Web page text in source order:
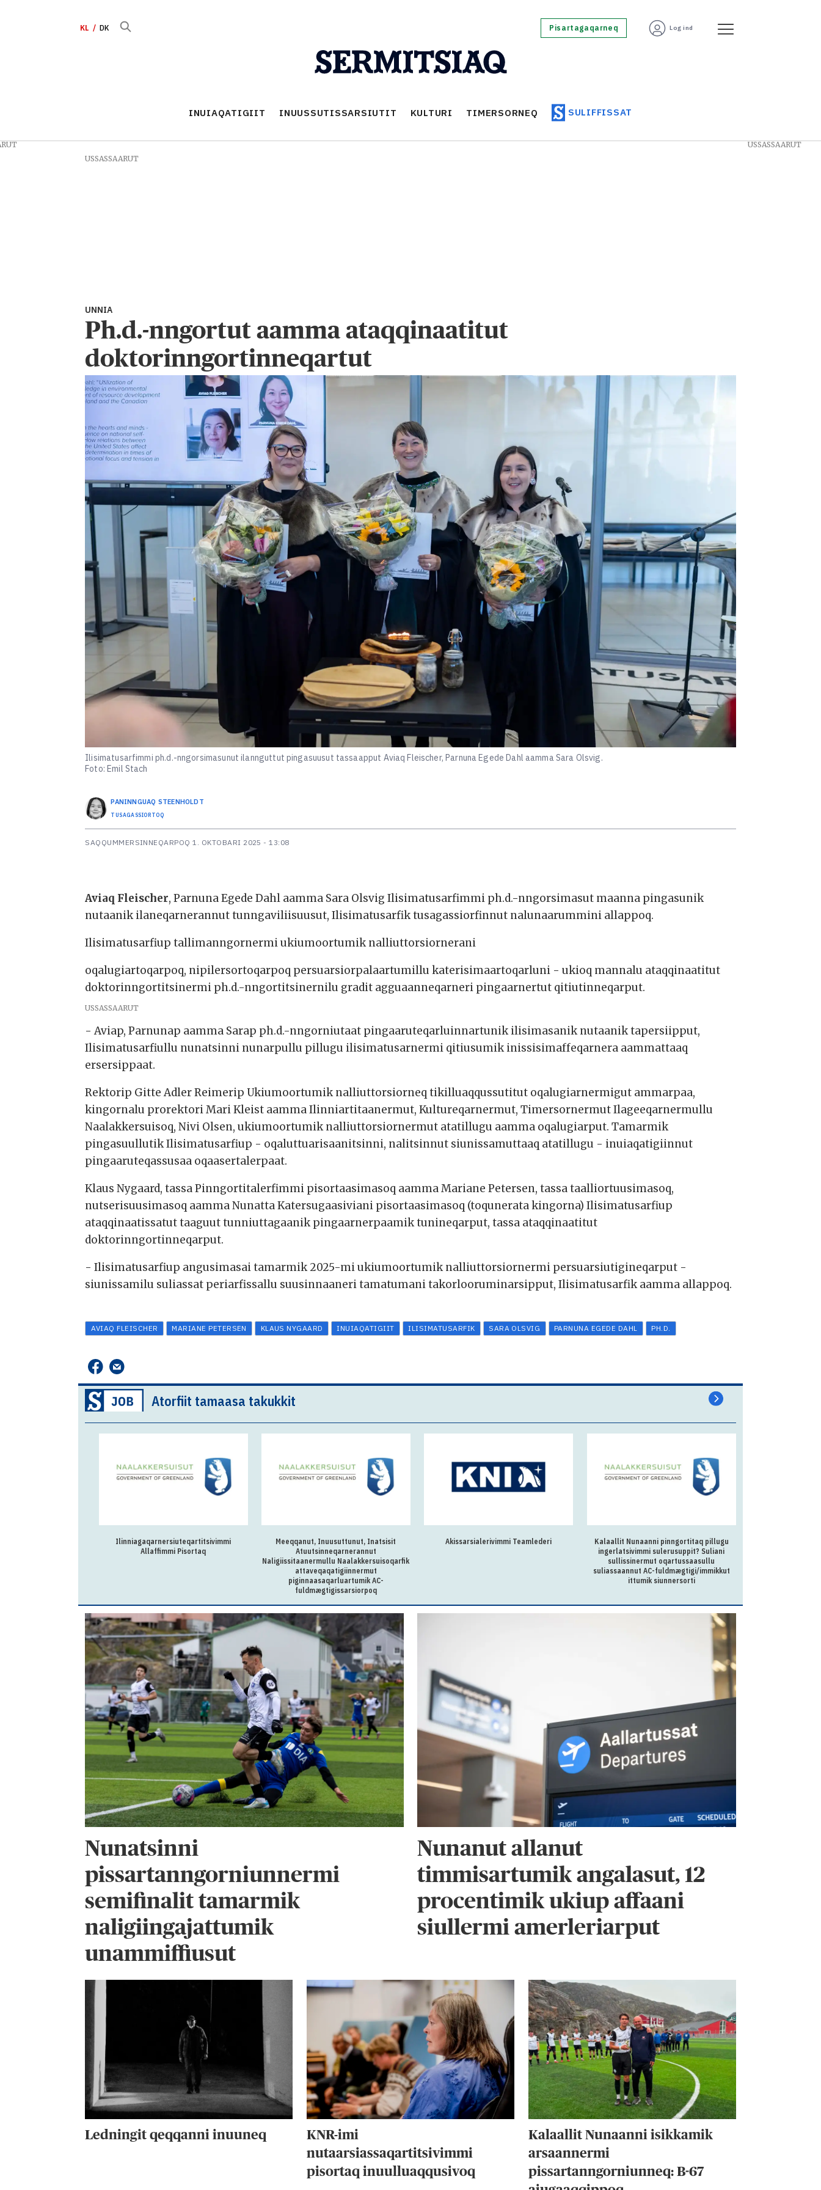
KL DK Pisartagaqarneq Log ind
INUIAQATIGIIT INUUSSUTISSARSIUTIT KULTURI TIMERSORNEQ SULIFFISSAT
USSASSAARUT
UNNIA
Ph.d.-nngortut aamma ataqqinaatitut
doktorinngortinneqartut
Ilisimatusarfimmi ph.d.-nngorsimasunut ilannguttut pingasuusut tassaapput Aviaq Fleischer, Parnuna Egede Dahl aamma Sara Olsvig.
Foto: Emil Stach
PANINNGUAQ STEENHOLDT
TUSAGASSIORTOQ
SAQQUMMERSINNEQARPOQ 1. OKTOBARI 2025 - 13:08
Aviaq Fleischer, Parnuna Egede Dahl aamma Sara Olsvig Ilisimatusarfimmi ph.d.-nngorsimasut maanna pingasunik
nutaanik ilaneqarnerannut tunngaviliisuusut, Ilisimatusarfik tusagassiorfinnut nalunaarummini allappoq.
Ilisimatusarfiup tallimanngornermi ukiumoortumik nalliuttorsiornerani
oqalugiartoqarpoq, nipilersortoqarpoq persuarsiorpalaartumillu katerisimaartoqarluni - ukioq mannalu ataqqinaatitut
doktorinngortitsinermi ph.d.-nngortitsinernilu gradit agguaanneqarneri pingaarnertut qitiutinneqarput.
USSASSAARUT
- Aviap, Parnunap aamma Sarap ph.d.-nngorniutaat pingaaruteqarluinnartunik ilisimasanik nutaanik tapersiipput,
Ilisimatusarfiullu nunatsinni nunarpullu pillugu ilisimatusarnermi qitiusumik inissisimaffeqarnera aammattaaq
ersersippaat.
Rektorip Gitte Adler Reimerip Ukiumoortumik nalliuttorsiorneq tikilluaqqussutitut oqalugiarnermigut ammarpaa,
kingornalu prorektori Mari Kleist aamma Ilinniartitaanermut, Kultureqarnermut, Timersornermut Ilageeqarnermullu
Naalakkersuisoq, Nivi Olsen, ukiumoortumik nalliuttorsiornermut atatillugu aamma oqalugiarput. Tamarmik
pingasuullutik Ilisimatusarfiup - oqaluttuarisaanitsinni, nalitsinnut siunissamuttaaq atatillugu - inuiaqatigiinnut
pingaaruteqassusaa oqaasertalerpaat.
Klaus Nygaard, tassa Pinngortitalerfimmi pisortaasimasoq aamma Mariane Petersen, tassa taalliortuusimasoq,
nutserisuusimasoq aamma Nunatta Katersugaasiviani pisortaasimasoq (toqunerata kingorna) Ilisimatusarfiup
ataqqinaatissatut taaguut tunniuttagaanik pingaarnerpaamik tunineqarput, tassa ataqqinaatitut
doktorinngortinneqarput.
- Ilisimatusarfiup angusimasai tamarmik 2025-mi ukiumoortumik nalliuttorsiornermi persuarsiutigineqarput -
siunissamilu suliassat periarfissallu suusinnaaneri tamatumani takorlooruminarsipput, Ilisimatusarfik aamma allappoq.
AVIAQ FLEISCHER MARIANE PETERSEN KLAUS NYGAARD INUIAQATIGIIT ILISIMATUSARFIK SARA OLSVIG PARNUNA EGEDE DAHL PH.D.
Atorfiit tamaasa takukkit
Ilinniagaqarnersiuteqartitsivimmi
Allaffimmi Pisortaq
Meeqqanut, Inuusuttunut, Inatsisit
Atuutsinneqarnerannut
Naligiissitaanermullu Naalakkersuisoqarfik
attaveqaqatigiinnermut
piginnaasaqarluartumik AC-
fuldmægtigissarsiorpoq
Akissarsialerivimmi Teamlederi
Kalaallit Nunaanni pinngortitaq pillugu
ingerlatsivimmi sulerusuppit? Suliani
sullissinermut oqartussaasullu
suliassaannut AC-fuldmægtigi/immikkut
ittumik siunnersorti
Nunatsinni
pissartanngorniunnermi
semifinalit tamarmik
naligiingajattumik
unammiffiusut
Nunanut allanut
timmisartumik angalasut, 12
procentimik ukiup affaani
siullermi amerleriarput
Ledningit qeqqanni inuuneq
KNR-imi
nutaarsiassaqartitsivimmi
pisortaq inuulluaqqusivoq
Kalaallit Nunaanni isikkamik
arsaannermi
pissartanngorniunneq: B-67
USSASSAARUT